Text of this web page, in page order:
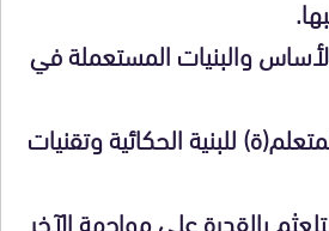
والبنيات المستعملة في
للبنية الحكائية وتقنيات
بالقدرة على مواجهة الآخر